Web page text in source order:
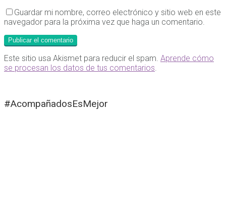
Guardar mi nombre, correo electrónico y sitio web en este
navegador para la próxima vez que haga un comentario.
Este sitio usa Akismet para reducir el spam. Aprende cómo
se procesan los datos de tus comentarios
#AcompañadosEsMejor